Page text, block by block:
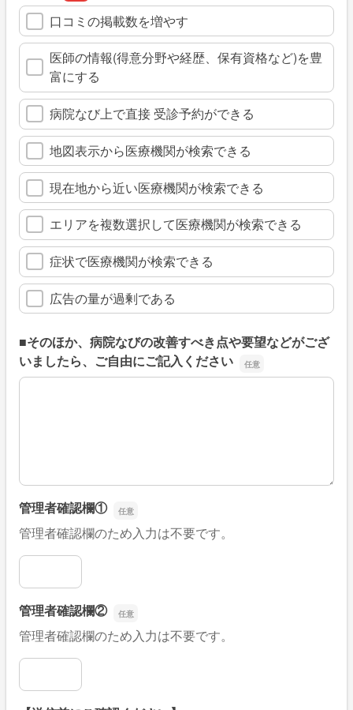
口コミの掲載数を増やす
医師の情報(得意分野や経歴、保有資格など)を豊
富にする
病院なび上で直接 受診予約ができる
地図表示から医療機関が検索できる
現在地から近い医療機関が検索できる
エリアを複数選択して医療機関が検索できる
症状で医療機関が検索できる
広告の量が過剰である
■そのほか、病院なびの改善すべき点や要望などがござ
いましたら、ご自由にご記入ください
■そのほか、病院なびの改善すべき点や要望などがござい
管理者確認欄①
管理者確認欄のため入力は不要です。
管理者確認欄①
管理者確認欄②
管理者確認欄のため入力は不要です。
管理者確認欄②